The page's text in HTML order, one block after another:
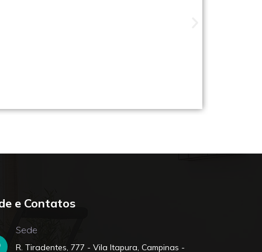
e Contatos
Sede
R. Tiradentes, 777 - Vila Itapura, Campinas -